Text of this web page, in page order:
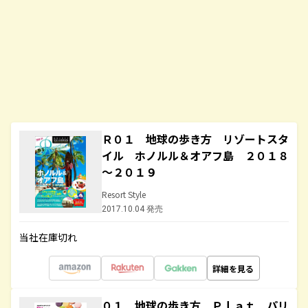
Ｒ０１ 地球の歩き方 リゾートスタ
イル ホノルル＆オアフ島 ２０１８
～２０１９
Resort Style
2017.10.04 発売
当社在庫切れ
詳細を見る